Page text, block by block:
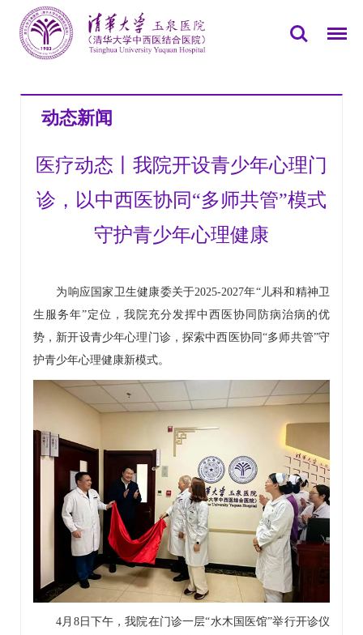
动态新闻
医疗动态丨我院开设青少年心理门
诊，以中西医协同“多师共管”模式
守护青少年心理健康
为响应国家卫生健康委关于2025-2027年“儿科和精神卫
生服务年”定位，我院充分发挥中西医协同防病治病的优
势，新开设青少年心理门诊，探索中西医协同“多师共管”守
护青少年心理健康新模式。
4月8日下午，我院在门诊一层“水木国医馆”举行开诊仪